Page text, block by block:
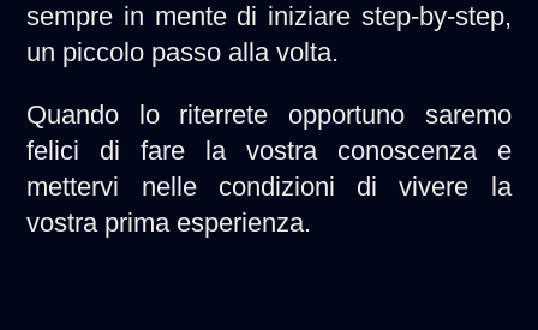
sempre in mente di iniziare step-by-step,
un piccolo passo alla volta.
Quando lo riterrete opportuno saremo
felici di fare la vostra conoscenza e
mettervi nelle condizioni di vivere la
vostra prima esperienza.